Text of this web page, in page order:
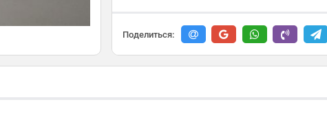
Поделиться: